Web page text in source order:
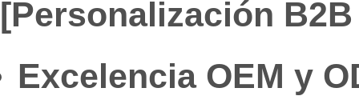
[Personalización
Excelencia OEM y